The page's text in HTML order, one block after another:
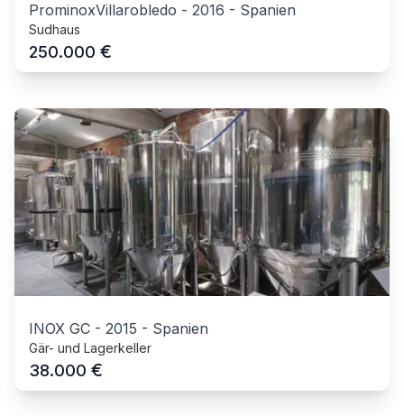
ProminoxVillarobledo - 2016 - Spanien
Sudhaus
250.000 €
INOX GC - 2015 - Spanien
Gär- und Lagerkeller
38.000 €